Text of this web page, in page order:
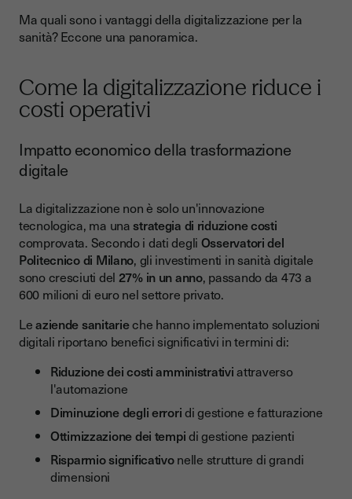
Ma quali sono i vantaggi della digitalizzazione per la
sanità? Eccone una panoramica.
Come la digitalizzazione riduce i
costi operativi
Impatto economico della trasformazione
digitale
La digitalizzazione non è solo un'innovazione
tecnologica, ma unastrategia di riduzione costi
comprovata. Secondo i dati degli Osservatori del
Politecnico di Milano, gli investimenti in sanità digitale
sono cresciuti del 27% in un anno, passando da 473 a
600 milioni di euro nel settore privato.
Leaziende sanitarieche hanno implementato soluzioni
digitali riportano benefici significativi in termini di:
Riduzione dei costi amministrativiattraverso
l'automazione
Diminuzione degli erroridi gestione e fatturazione
Ottimizzazione dei tempidi gestione pazienti
Risparmio significativonelle strutture di grandi
dimensioni